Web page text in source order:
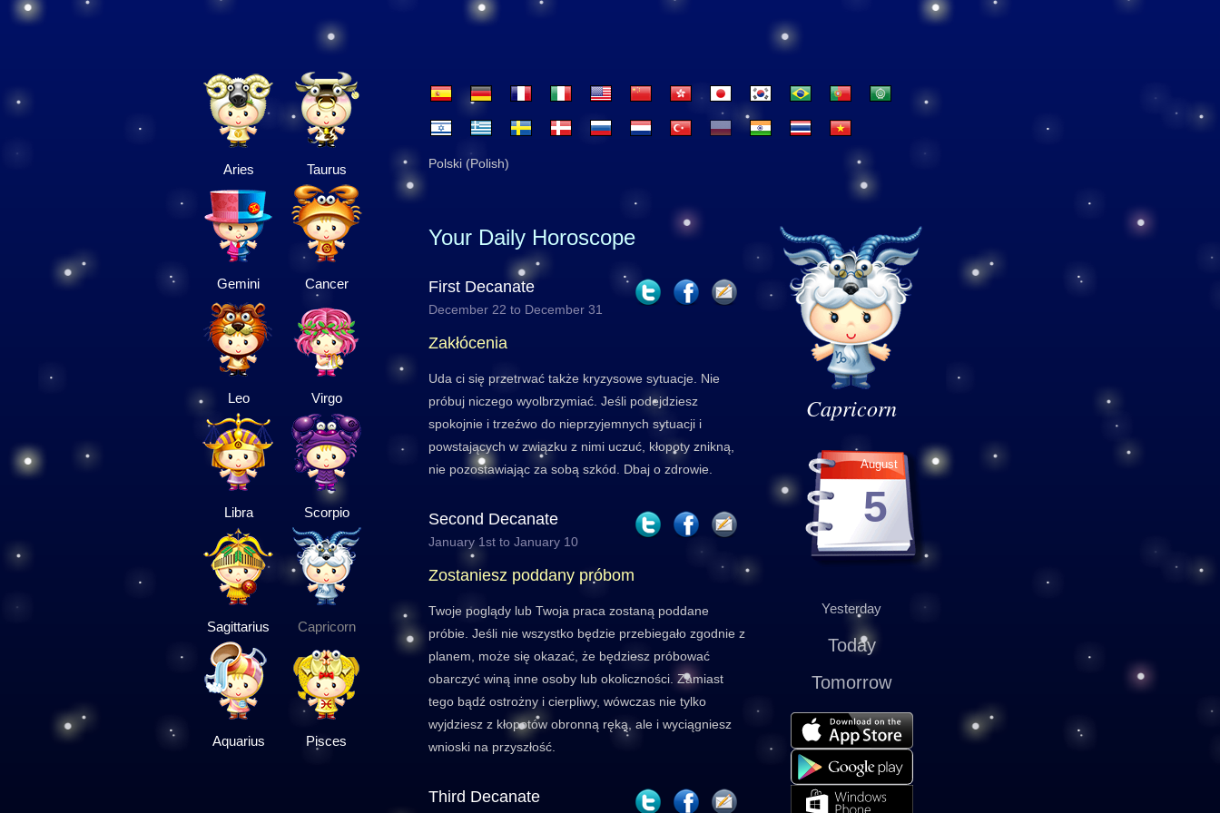
Aries Taurus
Gemini Cancer
Leo Virgo
Libra Scorpio
Sagittarius Capricorn
Aquarius Pisces
Polski (Polish)
Capricorn
August
5
Yesterday
Today
Tomorrow
Your Daily Horoscope
First Decanate
December 22 to December 31
Zakłócenia
Uda ci się przetrwać także kryzysowe sytuacje. Nie
próbuj niczego wyolbrzymiać. Jeśli podejdziesz
spokojnie i trzeźwo do nieprzyjemnych sytuacji i
powstających w związku z nimi uczuć, kłopoty znikną,
nie pozostawiając za sobą szkód. Dbaj o zdrowie.
Second Decanate
January 1st to January 10
Zostaniesz poddany próbom
Twoje poglądy lub Twoja praca zostaną poddane
próbie. Jeśli nie wszystko będzie przebiegało zgodnie z
planem, może się okazać, że będziesz próbować
obarczyć winą inne osoby lub okoliczności. Zamiast
tego bądź ostrożny i cierpliwy, wówczas nie tylko
wyjdziesz z kłopotów obronną ręką, ale i wyciągniesz
wnioski na przyszłość.
Third Decanate